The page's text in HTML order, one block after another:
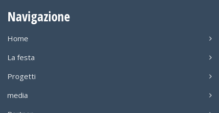
Navigazione
Home
La festa
Progetti
media